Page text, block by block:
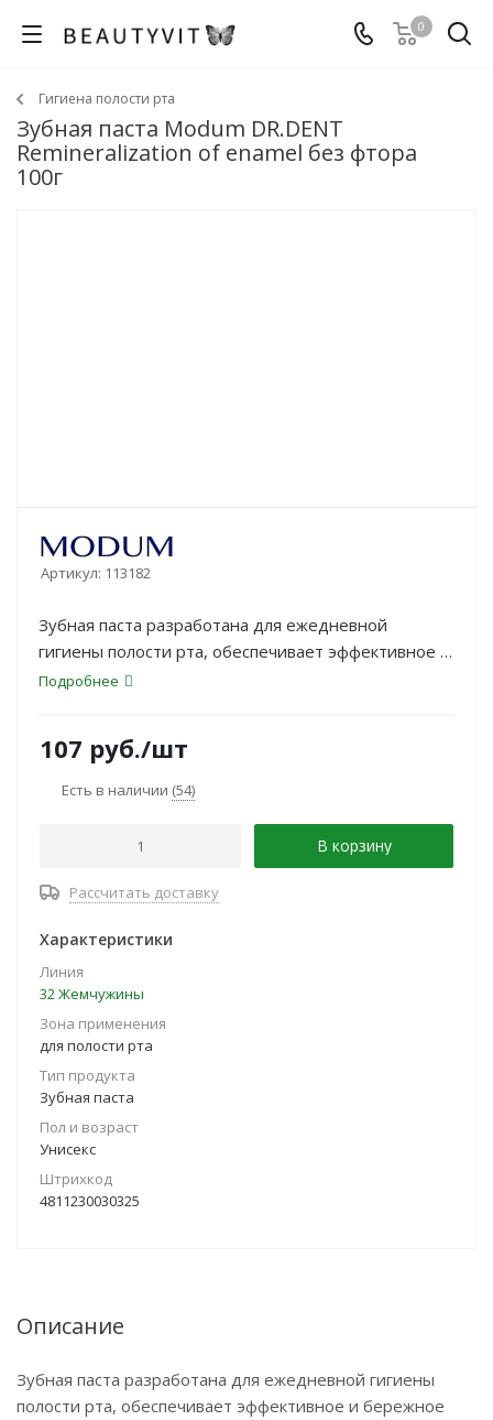
0
Гигиена полости рта
Зубная паста Modum DR.DENT
Remineralization of enamel без фтора
100г
Артикул: 113182
Зубная паста разработана для ежедневной
гигиены полости рта, обеспечивает эффективное и
бережное очищение налёта, комплексный уход за
минерализации зубов и повышает прочность
эмали.
Подробнее
107 руб./шт
Есть в наличии (54)
В корзину
Рассчитать доставку
Характеристики
Линия
32 Жемчужины
Зона применения
для полости рта
Тип продукта
Зубная паста
Пол и возраст
Унисекс
Штрихкод
4811230030325
Описание
Зубная паста разработана для ежедневной гигиены
полости рта, обеспечивает эффективное и бережное